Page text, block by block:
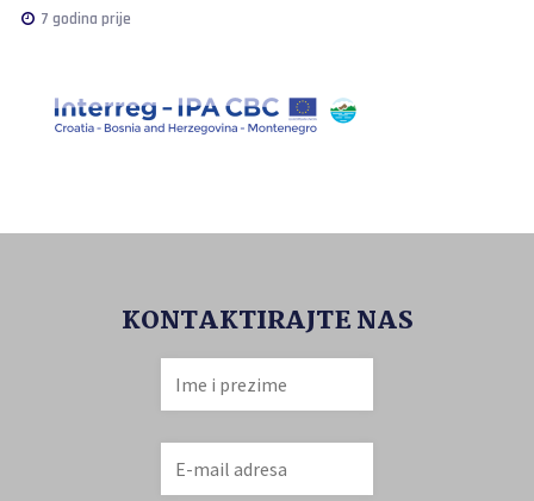
7 godina prije
KONTAKTIRAJTE NAS